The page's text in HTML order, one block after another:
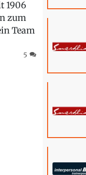
1906
zum
Team
5